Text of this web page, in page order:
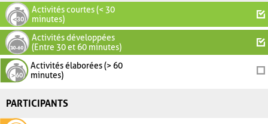
Activités courtes (< 30
minutes)
Activités développées
(Entre 30 et 60 minutes)
Activités élaborées (> 60
minutes)
PARTICIPANTS